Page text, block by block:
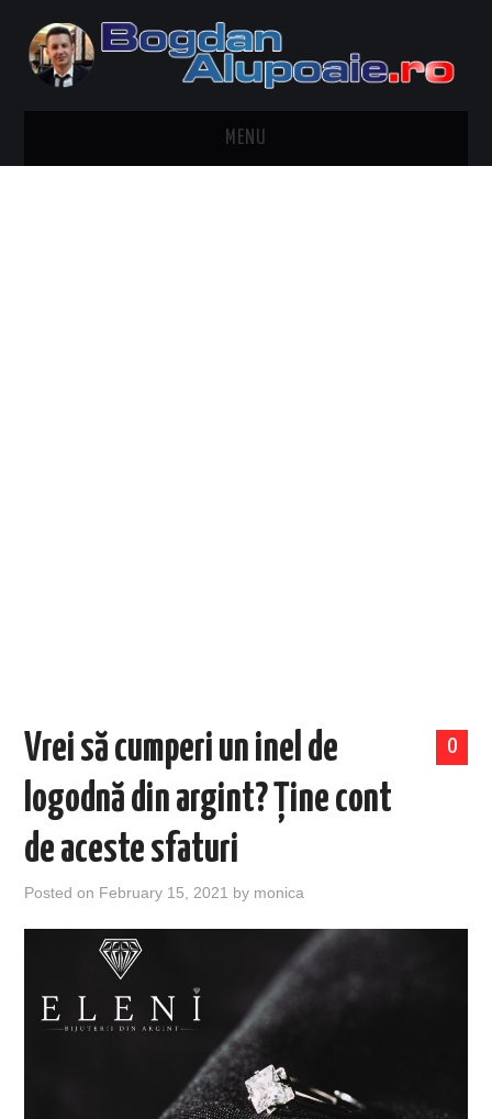
MENU
0
Vrei să cumperi un inel de
logodnă din argint? Ține cont
de aceste sfaturi
Posted on February 15, 2021 by monica